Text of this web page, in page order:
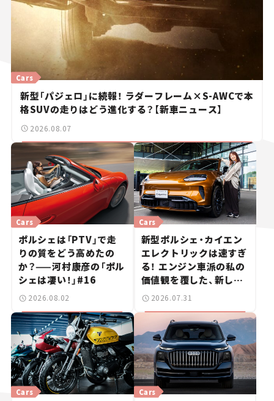
新型「パジェロ」に続報！ ラダーフレーム×S-AWCで本
格SUVの走りはどう進化する？【新車ニュース】
Cars
2026.08.07
ポルシェは「PTV」で走
りの質をどう高めたの
か？——河村康彦の「ポル
シェは凄い！」#16
Cars
2026.08.02
新型ポルシェ・カイエン
エレクトリックは速すぎ
る！ エンジン車派の私の
価値観を覆した、新しい
ポルシェの走り。
Cars
2026.07.31
Cars Cars